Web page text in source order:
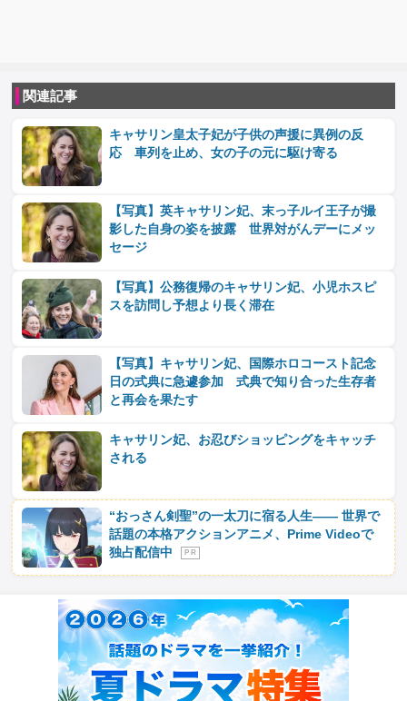
関連記事
キャサリン皇太子妃が子供の声援に異例の反
応 車列を止め、女の子の元に駆け寄る
【写真】英キャサリン妃、末っ子ルイ王子が撮
影した自身の姿を披露 世界対がんデーにメッ
セージ
【写真】公務復帰のキャサリン妃、小児ホスピ
スを訪問し予想より長く滞在
【写真】キャサリン妃、国際ホロコースト記念
日の式典に急遽参加 式典で知り合った生存者
と再会を果たす
キャサリン妃、お忍びショッピングをキャッチ
される
“おっさん剣聖”の一太刀に宿る人生―― 世界で
話題の本格アクションアニメ、Prime Videoで
独占配信中
P R